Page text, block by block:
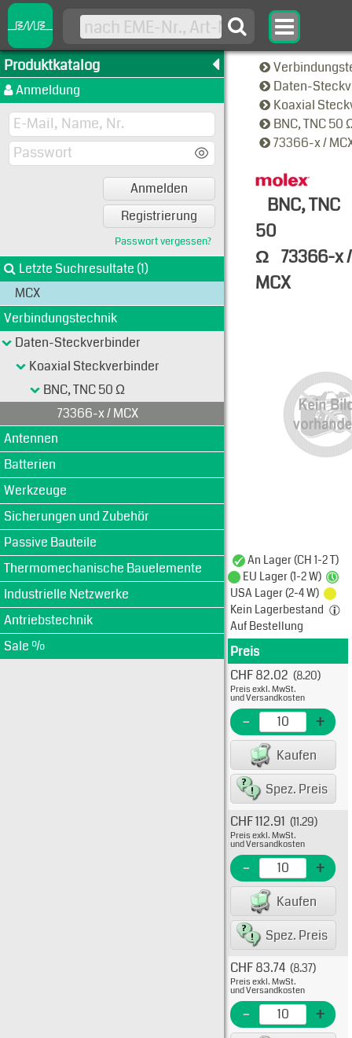
Produktkatalog
Anmeldung
Anmelden
Registrierung
Passwort vergessen?
Letzte Suchresultate (1)
MCX
Verbindungstechnik
Daten-Steckverbinder
Koaxial Steckverbinder
BNC, TNC 50 Ω
73366-x / MCX
Antennen
Batterien
Werkzeuge
Sicherungen und Zubehör
Passive Bauteile
Thermomechanische Bauelemente
Industrielle Netzwerke
Antriebstechnik
Sale %
Daten-
Koaxial
BNC, TNC 50
73366-x /
BNC, TNC
50
Ω 73366-x /
MCX
An Lager (CH 1-2 T)
EU Lager (1-2 W)
USA Lager (2-4 W)
Kein Lagerbestand
Auf Bestellung
Produkt
Preis
Typ:
EME
CHF 82.02 (8.20)
Preis exkl. MwSt.
und Versandkosten
- +
Kaufen
Spez. Preis
Typ:
EME
CHF 112.91 (11.29)
Preis exkl. MwSt.
und Versandkosten
- +
Kaufen
Spez. Preis
EME
CHF 83.74 (8.37)
Preis exkl. MwSt.
und Versandkosten
- +